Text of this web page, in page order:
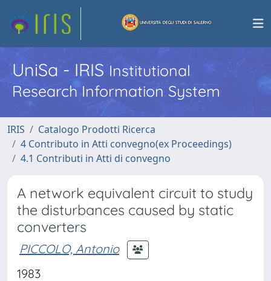
UniSa - IRISInstitutional
Research Information System
IRIS
Catalogo Prodotti Ricerca
4 Contributo in Atti convegno(ex Proceedings)
4.1 Contributi in Atti di convegno
A network equivalent circuit to study
the disturbances caused by static
converters
PICCOLO, Antonio
1983